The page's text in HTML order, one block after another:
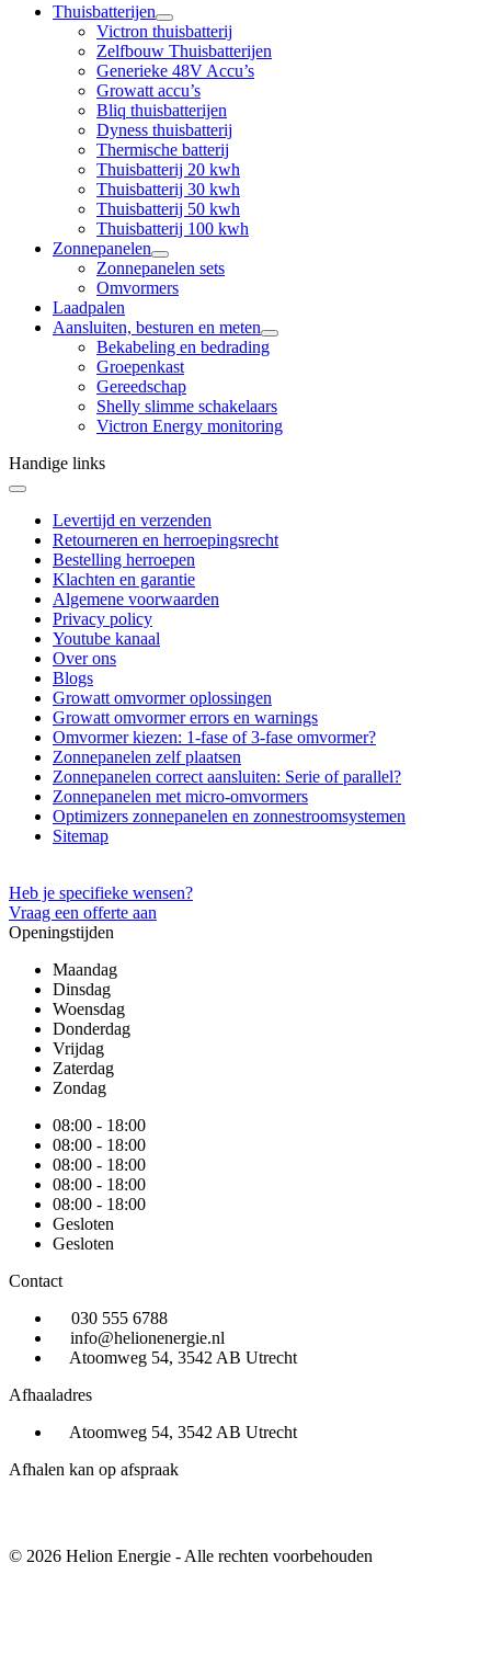
Thuisbatterijen
Victron thuisbatterij
Zelfbouw Thuisbatterijen
Generieke 48V Accu’s
Growatt accu’s
Bliq thuisbatterijen
Dyness thuisbatterij
Thermische batterij
Thuisbatterij 20 kwh
Thuisbatterij 30 kwh
Thuisbatterij 50 kwh
Thuisbatterij 100 kwh
Zonnepanelen
Zonnepanelen sets
Omvormers
Laadpalen
Aansluiten, besturen en meten
Bekabeling en bedrading
Groepenkast
Gereedschap
Shelly slimme schakelaars
Victron Energy monitoring
Handige links
Levertijd en verzenden
Retourneren en herroepingsrecht
Bestelling herroepen
Klachten en garantie
Algemene voorwaarden
Privacy policy
Youtube kanaal
Over ons
Blogs
Growatt omvormer oplossingen
Growatt omvormer errors en warnings
Omvormer kiezen: 1-fase of 3-fase omvormer?
Zonnepanelen zelf plaatsen
Zonnepanelen correct aansluiten: Serie of parallel?
Zonnepanelen met micro-omvormers
Optimizers zonnepanelen en zonnestroomsystemen
Sitemap
Heb je specifieke wensen?
Vraag een offerte aan
Openingstijden
Maandag
Dinsdag
Woensdag
Donderdag
Vrijdag
Zaterdag
Zondag
08:00 - 18:00
08:00 - 18:00
08:00 - 18:00
08:00 - 18:00
08:00 - 18:00
Gesloten
Gesloten
Contact
030 555 6788
info@helionenergie.nl
Atoomweg 54, 3542 AB Utrecht
Afhaaladres
Atoomweg 54, 3542 AB Utrecht
Afhalen kan op afspraak
© 2026 Helion Energie - Alle rechten voorbehouden